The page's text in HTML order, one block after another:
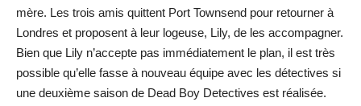
mère. Les trois amis quittent Port Townsend pour retourner à
Londres et proposent à leur logeuse, Lily, de les accompagner.
Bien que Lily n’accepte pas immédiatement le plan, il est très
possible qu’elle fasse à nouveau équipe avec les détectives si
une deuxième saison de Dead Boy Detectives est réalisée.